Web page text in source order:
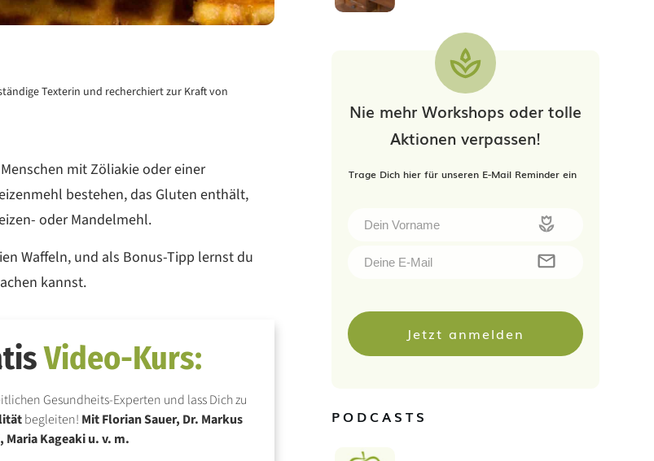
Texterin und recherchiert zur Kraft von
mit Zöliakie oder einer
bestehen, das Gluten enthält,
oder Mandelmehl.
Waffeln, und als Bonus-Tipp lernst du
kannst.
Video-Kurs:
Gesundheits-Experten und lass Dich zu
begleiten! Mit Florian Sauer, Dr. Markus
Maria Kageaki u. v. m.
Nie mehr Workshops oder tolle
Aktionen verpassen!
Trage Dich hier für unseren E-Mail Reminder ein
Jetzt anmelden
PODCASTS